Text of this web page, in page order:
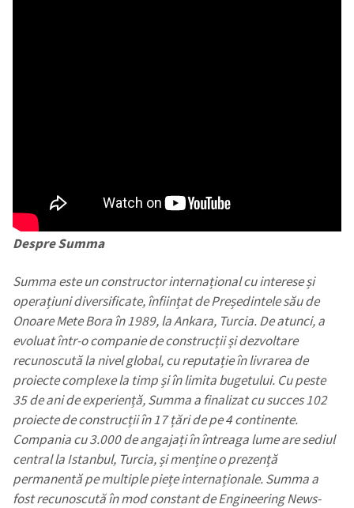
Despre Summa
Summa este un constructor internațional cu interese și
operațiuni diversificate, înființat de Președintele său de
Onoare Mete Bora în 1989, la Ankara, Turcia. De atunci, a
evoluat într-o companie de construcții și dezvoltare
recunoscută la nivel global, cu reputație în livrarea de
proiecte complexe la timp și în limita bugetului. Cu peste
35 de ani de experiență, Summa a finalizat cu succes 102
proiecte de construcții în 17 țări de pe 4 continente.
Compania cu 3.000 de angajați în întreaga lume are sediul
central la Istanbul, Turcia, și menține o prezență
permanentă pe multiple piețe internaționale. Summa a
fost recunoscută în mod constant de Engineering News-